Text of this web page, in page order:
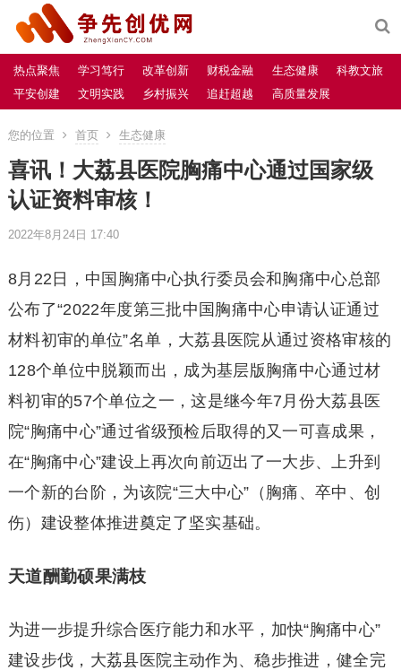
热点聚焦 学习笃行 改革创新 财税金融 生态健康
科教文旅
平安创建
文明实践 乡村振兴 追赶超越 高质量发展
您的位置 首页 生态健康
喜讯！大荔县医院胸痛中心通过国家级
认证资料审核！
2022年8月24日 17:40
8月22日，中国胸痛中心执行委员会和胸痛中心总部
公布了“2022年度第三批中国胸痛中心申请认证通过
材料初审的单位”名单，大荔县医院从通过资格审核的
128个单位中脱颖而出，成为基层版胸痛中心通过材
料初审的57个单位之一，这是继今年7月份大荔县医
院“胸痛中心”通过省级预检后取得的又一可喜成果，
在“胸痛中心”建设上再次向前迈出了一大步、上升到
一个新的台阶，为该院“三大中心”（胸痛、卒中、创
伤）建设整体推进奠定了坚实基础。
天道酬勤硕果满枝
为进一步提升综合医疗能力和水平，加快“胸痛中心”
建设步伐，大荔县医院主动作为、稳步推进，健全完